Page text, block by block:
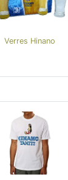
Verres Hinano